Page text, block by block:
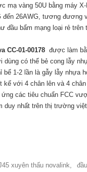
mạ vàng 50U bằng
26AWG, tương
đầu bẩm mạng loại rẻ trên
CC-01-00178được làm
có thể bẻ cong lẫy
1-2 lần là gẫy lẫy nhựa
với 4 chân lên và 4
các tiêu chuẩn FCC
duy nhất trên thị trường
xuyên thấu novalink,